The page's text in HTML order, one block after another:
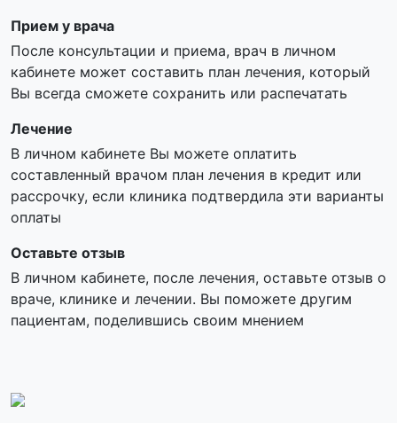
Прием у врача
После консультации и приема, врач в личном
кабинете может составить план лечения, который
Вы всегда сможете сохранить или распечатать
Лечение
В личном кабинете Вы можете оплатить
составленный врачом план лечения в кредит или
рассрочку, если клиника подтвердила эти варианты
оплаты
Оставьте отзыв
В личном кабинете, после лечения, оставьте отзыв о
враче, клинике и лечении. Вы поможете другим
пациентам, поделившись своим мнением